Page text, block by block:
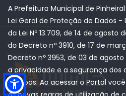
Copyright © 2022
Prefeitura Municipal de Pinheiral
A Prefeitura Municipal de
Lei Geral de Proteção de Dados -
da Lei Nº 13.709, de 14 de agosto
do Decreto nº 3910, de 17 de
Decreto nº 3953, de 03 de
a privacidade e a segurança dos
pessoas. Ao acessar o Portal